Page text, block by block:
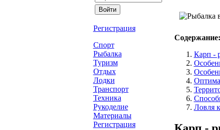
Регистрация
Спорт
Рыбалка
Туризм
Отдых
Лодки
Транспорт
Техника
Рукоделие
Материалы
Регистрация
Содержание:
Карп -
Ловля